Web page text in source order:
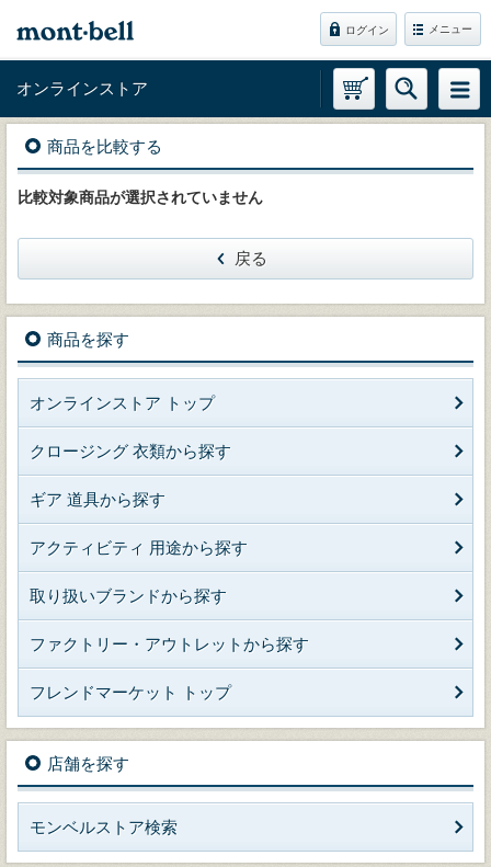
ログイン メニュー
オンラインストア
商品を比較する
比較対象商品が選択されていません
戻る
商品を探す
オンラインストア トップ
クロージング 衣類から探す
ギア 道具から探す
アクティビティ 用途から探す
取り扱いブランドから探す
ファクトリー・アウトレットから探す
フレンドマーケット トップ
店舗を探す
モンベルストア検索